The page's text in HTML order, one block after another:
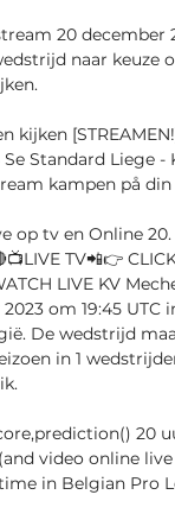
20 december
naar keuze
kijken
Standard Liege -
kampen på din
op tv en Online 20.
TV📲👉
LIVE KV
om 19:45 UTC
De wedstrijd
in 1
20
video online
in Belgian Pro